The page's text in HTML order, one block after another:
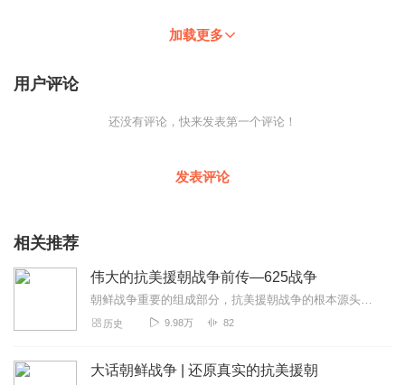
加载更多
用户评论
还没有评论，快来发表第一个评论！
发表评论
相关推荐
伟大的抗美援朝战争前传—625战争
朝鲜战争重要的组成部分，抗美援朝战争的根本源头，节目主题：伟大的抗美援朝战争前传主播介绍：吟筝观澜，一个有温度的，专业的历史、军事主播
历史 9.98万 82
大话朝鲜战争 | 还原真实的抗美援朝